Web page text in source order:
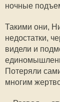
ночные
Такими они,
недостатки,
видели и
Потеряли
многим